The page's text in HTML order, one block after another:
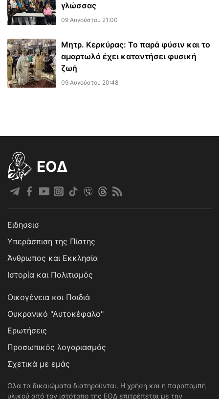
γλώσσας
09 Αυγούστου 21:00
Μητρ. Κερκύρας: Το παρά φύσιν και το
αμαρτωλό έχει καταντήσει φυσική
ζωή
09 Αυγούστου 20:48
EOΔ
Ειδησεισ
Υπεράσπιση της Πίστης
Άνθρωπος και Εκκλησία
Ιστορία και Πολιτισμός
Οικογένεια και Παιδιά
Ουκρανικό "Αυτοκέφαλο"
Ερωτήσεις
Προσωπικός λογαριασμός
Σχετικά με εμάς
Ολα τα δικαιώματα διατηρούνται. Η χρήση και η παραπομπή
υλικού από τον ιστότοπο της ΕΟΔ επιτρέπεται με την